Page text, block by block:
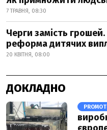
7 ТРАВНЯ, 08:30
Черги замість
реформа дитячих
20 КВІТНЯ, 08:00
ДОКЛАДНО